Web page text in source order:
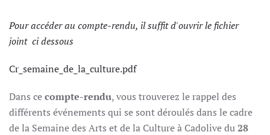
Pour accéder au compte-rendu, il suffit d'ouvrir le fichier
joint ci dessous
Cr_semaine_de_la_culture.pdf
Dans cecompte-rendu, vous trouverez le rappel des
différents événements qui se sont déroulés dans le cadre
de la Semaine des Arts et de la Culture à Cadolive du28